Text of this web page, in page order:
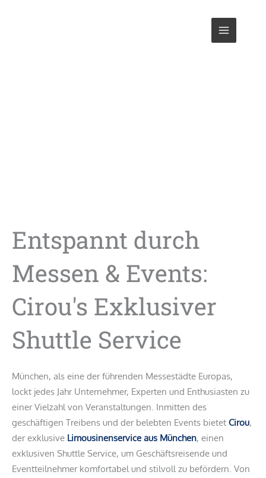
Entspannt durch
Messen & Events:
Cirou's Exklusiver
Shuttle Service
München, als eine der führenden Messestädte Europas,
lockt jedes Jahr Unternehmer, Experten und Enthusiasten zu
einer Vielzahl von Veranstaltungen. Inmitten des
geschäftigen Treibens und der belebten Events bietet Cirou,
der exklusive Limousinenservice aus München, einen
exklusiven Shuttle Service, um Geschäftsreisende und
Eventteilnehmer komfortabel und stilvoll zu befördern. Von